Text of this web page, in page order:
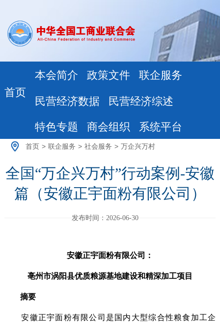
首页
本会简介 政策文件 联企服务
民营经济数据 民营经济综述
特色专题 商会组织 系统平台
首页 > 联企服务 > 社会服务 > 万企兴万村
全国“万企兴万村”行动案例-安徽
篇（安徽正宇面粉有限公司）
发布时间：2026-06-30
安徽正宇面粉有限公司：
亳州市涡阳县优质粮源基地建设和精深加工项目
摘要
安徽正宇面粉有限公司是国内大型综合性粮食加工企